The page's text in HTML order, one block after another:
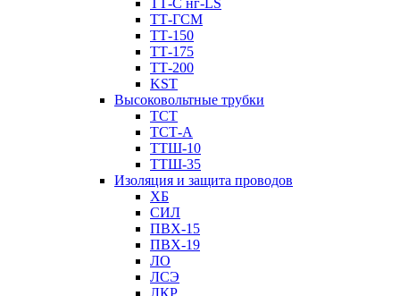
ТТ-С нг-LS
ТТ-ГСМ
ТТ-150
ТТ-175
ТТ-200
KST
Высоковольтные трубки
ТСТ
ТСТ-А
ТТШ-10
ТТШ-35
Изоляция и защита проводов
ХБ
СИЛ
ПВХ-15
ПВХ-19
ЛО
ЛСЭ
ЛКР